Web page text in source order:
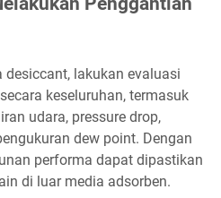
lakukan evaluasi
keseluruhan, termasuk
udara, pressure drop,
dew point. Dengan
performa dapat dipastikan
di luar media adsorben.